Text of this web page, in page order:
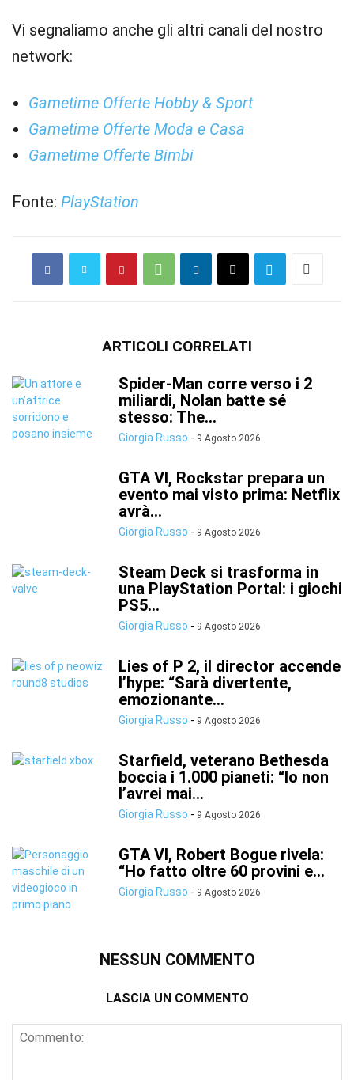
Vi segnaliamo anche gli altri canali del nostro
network:
Gametime Offerte Hobby & Sport
Gametime Offerte Moda e Casa
Gametime Offerte Bimbi
Fonte: PlayStation
ARTICOLI CORRELATI
Spider-Man corre verso i 2
miliardi, Nolan batte sé
stesso: The...
Giorgia Russo - 9 Agosto 2026
GTA VI, Rockstar prepara un
evento mai visto prima: Netflix
avrà...
Giorgia Russo - 9 Agosto 2026
Steam Deck si trasforma in
una PlayStation Portal: i giochi
PS5...
Giorgia Russo - 9 Agosto 2026
Lies of P 2, il director accende
l’hype: “Sarà divertente,
emozionante...
Giorgia Russo - 9 Agosto 2026
Starfield, veterano Bethesda
boccia i 1.000 pianeti: “Io non
l’avrei mai...
Giorgia Russo - 9 Agosto 2026
GTA VI, Robert Bogue rivela:
“Ho fatto oltre 60 provini e...
Giorgia Russo - 9 Agosto 2026
NESSUN COMMENTO
LASCIA UN COMMENTO